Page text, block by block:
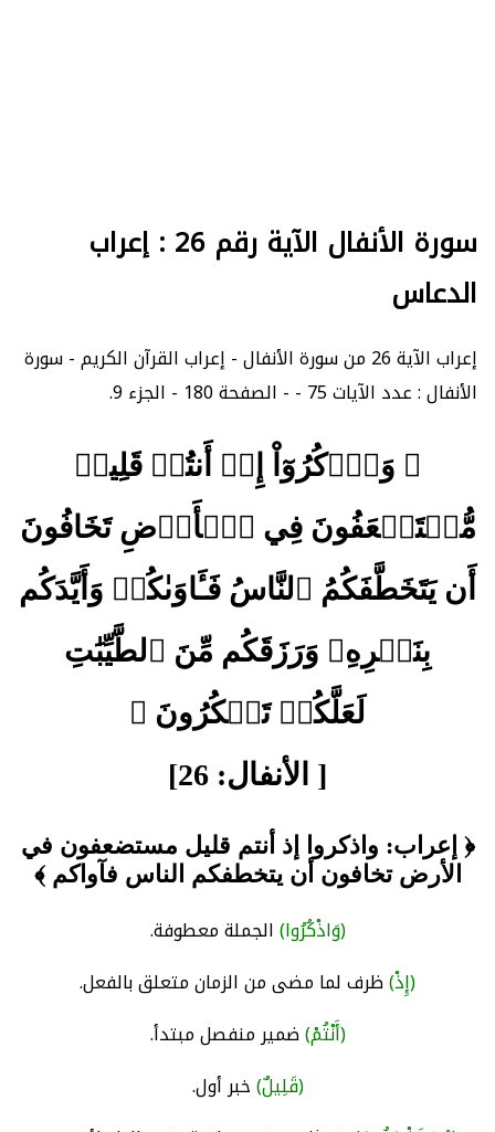
سورة الأنفال الآية رقم 26 : إعراب
الدعاس
إعراب الآية 26 من سورة الأنفال - إعراب القرآن الكريم - سورة
الأنفال : عدد الآيات 75 - - الصفحة 180 - الجزء 9.
﴿ وَٱذۡكُرُوٓاْ إِذۡ أَنتُمۡ قَلِيلٞ
مُّسۡتَضۡعَفُونَ فِي ٱلۡأَرۡضِ تَخَافُونَ
أَن يَتَخَطَّفَكُمُ ٱلنَّاسُ فَـَٔاوَىٰكُمۡ وَأَيَّدَكُم
بِنَصۡرِهِۦ وَرَزَقَكُم مِّنَ ٱلطَّيِّبَٰتِ
لَعَلَّكُمۡ تَشۡكُرُونَ ﴾
[ الأنفال: 26]
﴿ إعراب: واذكروا إذ أنتم قليل مستضعفون في
الأرض تخافون أن يتخطفكم الناس فآواكم ﴾
(وَاذْكُرُوا)الجملة معطوفة.
(إِذْ)ظرف لما مضى من الزمان متعلق بالفعل.
(أَنْتُمْ)ضمير منفصل مبتدأ.
(قَلِيلٌ)خبر أول.